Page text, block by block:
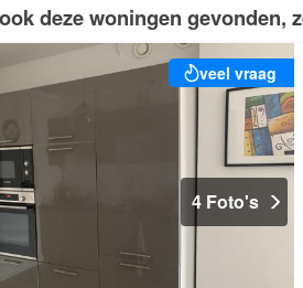
deze woningen gevonden,
veel vraag
4 Foto's